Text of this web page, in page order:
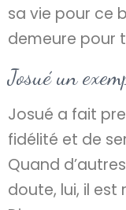
sa vie pour ce
demeure pour
Josué un
Josué a fait
fidélité et de
Quand
doute, lui, il